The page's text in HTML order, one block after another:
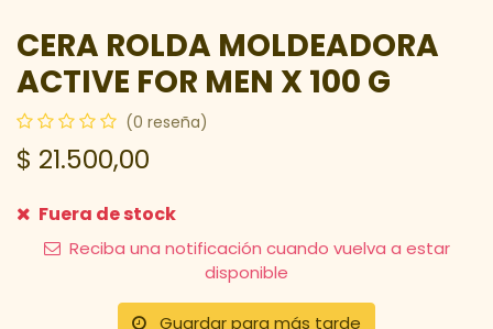
CERA ROLDA MOLDEADORA
ACTIVE FOR MEN X 100 G
(0 reseña)
$ 21.500,00
Fuera de stock
Reciba una notificación cuando vuelva a estar
disponible
Guardar para más tarde